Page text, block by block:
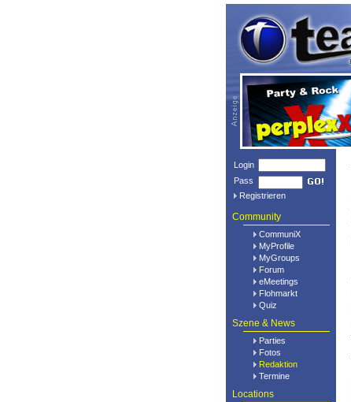
Login
Pass
Registrieren
Community
CommuniX
MyProfile
MyGroups
Forum
eMeetings
Flohmarkt
Quiz
Szene & News
Parties
Fotos
Redaktion
Termine
Locations